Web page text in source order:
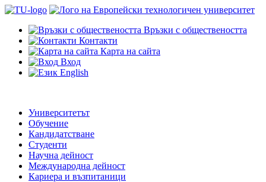
Връзки с обществеността
Контакти
Карта на сайта
Вход
English
Университетът
Обучение
Кандидатстване
Студенти
Научна дейност
Международна дейност
Кариера и възпитаници